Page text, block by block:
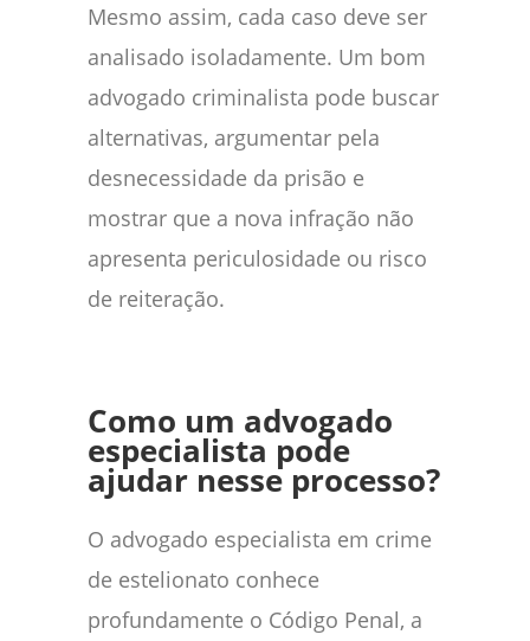
Mesmo assim, cada caso deve ser
analisado isoladamente. Um bom
advogado criminalista pode buscar
alternativas, argumentar pela
desnecessidade da prisão e
mostrar que a nova infração não
apresenta periculosidade ou risco
de reiteração.
Como um advogado
especialista pode
ajudar nesse processo?
O advogado especialista em crime
de estelionato conhece
profundamente o Código Penal, a